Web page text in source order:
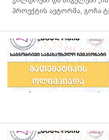
პროექტის ავტორმა, გოჩა